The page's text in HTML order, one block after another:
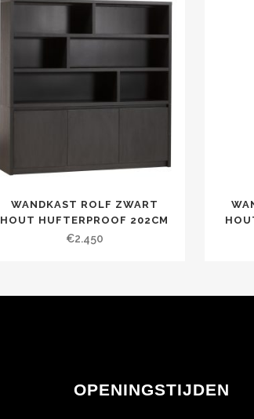
WANDKAST ROLF ZWART
HOUT HUFTERPROOF 202CM
€2.450
OPENINGSTIJDEN